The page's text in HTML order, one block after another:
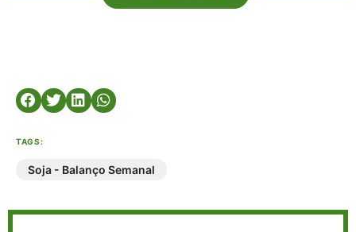
TAGS:
Soja - Balanço Semanal